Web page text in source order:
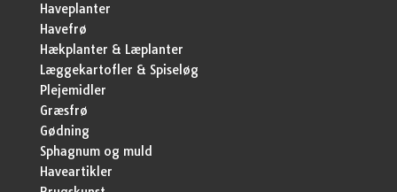
Haveplanter
Havefrø
Hækplanter & Læplanter
Læggekartofler & Spiseløg
Plejemidler
Græsfrø
Gødning
Sphagnum og muld
Haveartikler